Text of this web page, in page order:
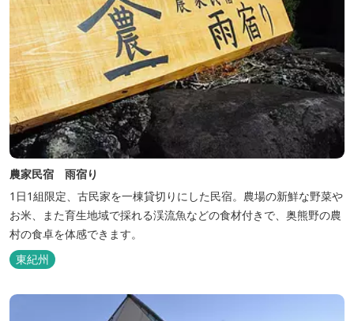
農家民宿 雨宿り
1日1組限定、古民家を一棟貸切りにした民宿。農場の新鮮な野菜や
お米、また育生地域で採れる渓流魚などの食材付きで、奥熊野の農
村の食卓を体感できます。
東紀州